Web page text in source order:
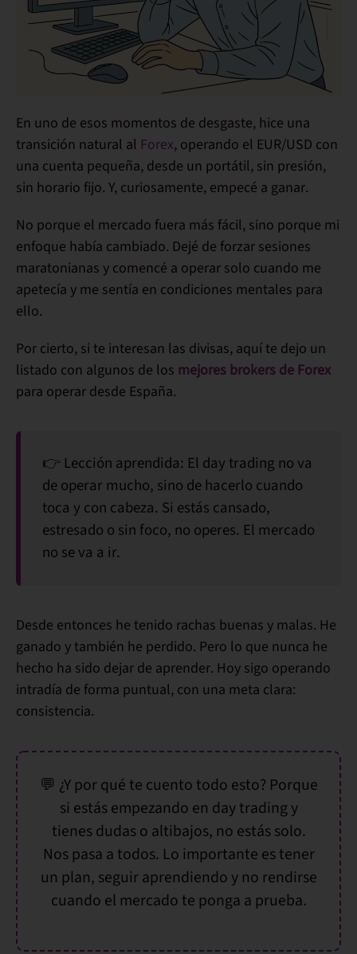
En uno de esos momentos de desgaste, hice una
transición natural al Forex, operando el EUR/USD con
una cuenta pequeña, desde un portátil, sin presión,
sin horario fijo. Y, curiosamente, empecé a ganar.
No porque el mercado fuera más fácil, sino porque mi
enfoque había cambiado. Dejé de forzar sesiones
maratonianas y comencé a operar solo cuando me
apetecía y me sentía en condiciones mentales para
ello.
Por cierto, si te interesan las divisas, aquí te dejo un
listado con algunos de los mejores brokers de Forex
para operar desde España.
👉 Lección aprendida: El day trading no va
de operar mucho, sino de hacerlo cuando
toca y con cabeza. Si estás cansado,
estresado o sin foco, no operes. El mercado
no se va a ir.
Desde entonces he tenido rachas buenas y malas. He
ganado y también he perdido. Pero lo que nunca he
hecho ha sido dejar de aprender. Hoy sigo operando
intradía de forma puntual, con una meta clara:
consistencia.
💬 ¿Y por qué te cuento todo esto? Porque
si estás empezando en day trading y
tienes dudas o altibajos, no estás solo.
Nos pasa a todos. Lo importante es tener
un plan, seguir aprendiendo y no rendirse
cuando el mercado te ponga a prueba.